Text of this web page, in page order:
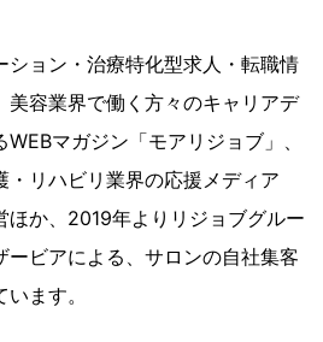
ション・治療特化型求人・転職情
美容業界で働く方々のキャリアデ
マガジン「モアリジョブ」、
・リハビリ業界の応援メディア
ほか、2019年よりリジョブグルー
ービアによる、サロンの自社集客
ます。